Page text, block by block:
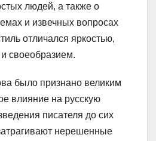
людей, а также о
и извечных вопросах
отличался яркостью,
своеобразием.
было признано великим
влияние на русскую
писателя до сих
нерешенные